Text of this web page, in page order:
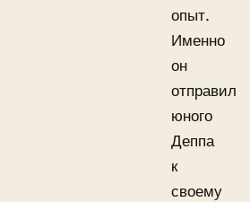
опыт.
Именно
он
отправил
юного
Деппа
к
своему